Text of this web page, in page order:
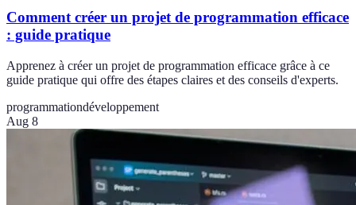
Comment créer un projet de programmation efficace
: guide pratique
Apprenez à créer un projet de programmation efficace grâce à ce
guide pratique qui offre des étapes claires et des conseils d'experts.
programmationdéveloppement
Aug 8